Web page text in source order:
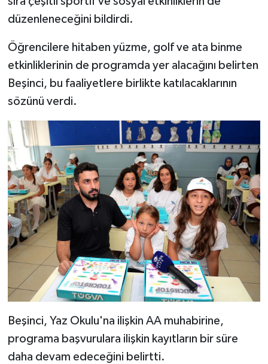
düzenleneceğini bildirdi.
Öğrencilere hitaben yüzme, golf ve ata binme
etkinliklerinin de programda yer alacağını belirten
Beşinci, bu faaliyetlere birlikte katılacaklarının
sözünü verdi.
Beşinci, Yaz Okulu'na ilişkin AA muhabirine,
programa başvurulara ilişkin kayıtların bir süre
daha devam edeceğini belirtti.